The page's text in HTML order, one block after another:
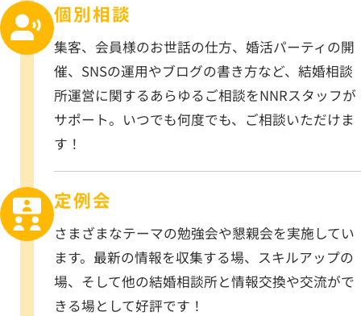
個別相談
集客、会員様のお世話の仕方、婚活パーティの開
催、SNSの運用やブログの書き方など、結婚相談
所運営に関するあらゆるご相談をNNRスタッフが
サポート。いつでも何度でも、ご相談いただけま
す！
定例会
さまざまなテーマの勉強会や懇親会を実施してい
ます。最新の情報を収集する場、スキルアップの
場、そして他の結婚相談所と情報交換や交流がで
きる場として好評です！